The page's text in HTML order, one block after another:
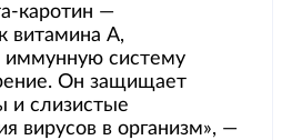
каротин —
витамина A,
иммунную систему
Он защищает
и слизистые
вирусов в организм», —